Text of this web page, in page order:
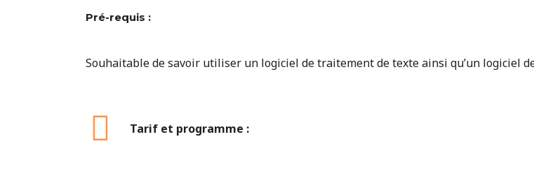
Pré-requis :
Souhaitable de savoir utiliser un logiciel de traitement de texte ainsi qu’un logiciel
Tarif et programme :